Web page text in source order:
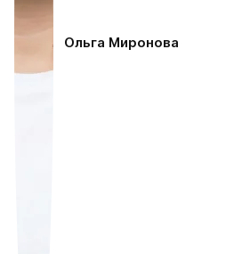
Ольга Миронова